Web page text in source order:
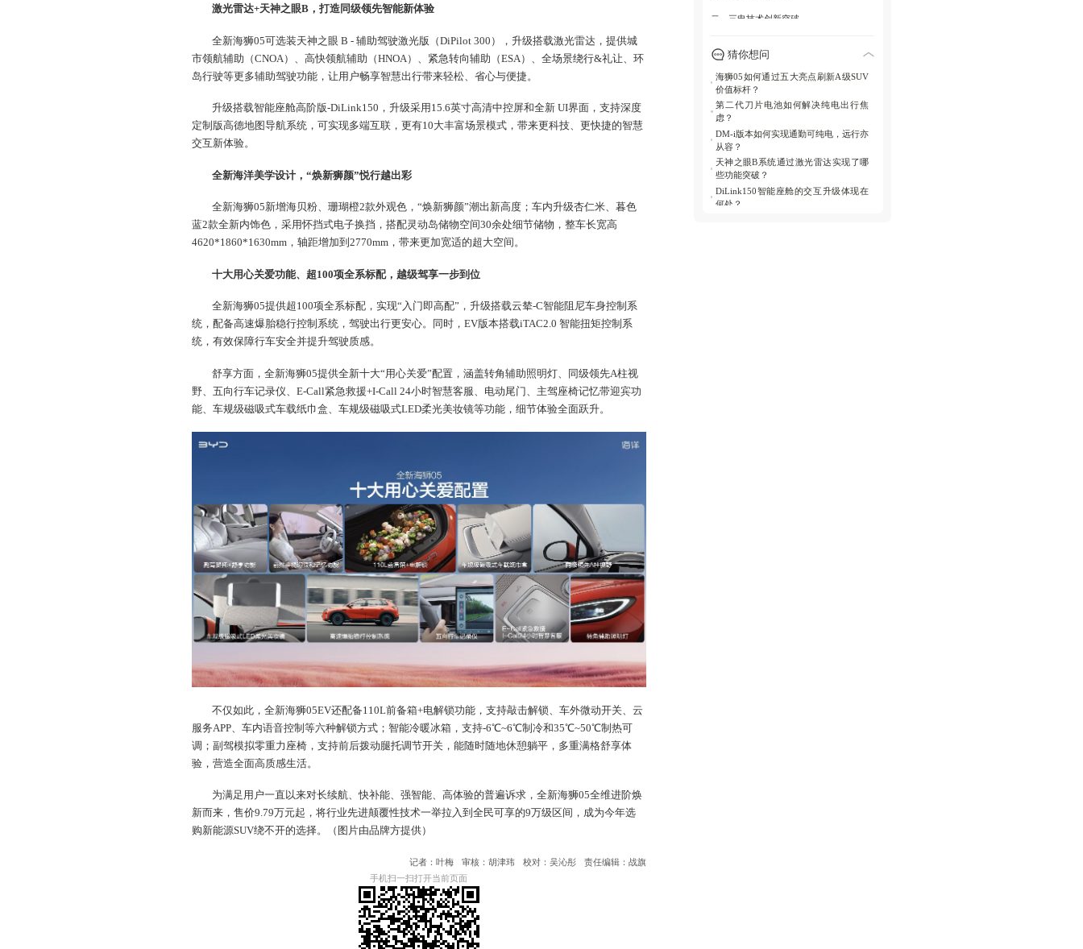
激光雷达+天神之眼B，打造同级领先智能新体验
全新海狮05可选装天神之眼 B - 辅助驾驶激光版（DiPilot 300），升级搭载激光雷达，提供城
市领航辅助（CNOA）、高快领航辅助（HNOA）、紧急转向辅助（ESA）、全场景绕行&礼让、环
岛行驶等更多辅助驾驶功能，让用户畅享智慧出行带来轻松、省心与便捷。
升级搭载智能座舱高阶版-DiLink150，升级采用15.6英寸高清中控屏和全新 UI界面，支持深度
定制版高德地图导航系统，可实现多端互联，更有10大丰富场景模式，带来更科技、更快捷的智慧
交互新体验。
全新海洋美学设计，“焕新狮颜”悦行越出彩
全新海狮05新增海贝粉、珊瑚橙2款外观色，“焕新狮颜”潮出新高度；车内升级杏仁米、暮色
蓝2款全新内饰色，采用怀挡式电子换挡，搭配灵动岛储物空间30余处细节储物，整车长宽高
4620*1860*1630mm，轴距增加到2770mm，带来更加宽适的超大空间。
十大用心关爱功能、超100项全系标配，越级驾享一步到位
全新海狮05提供超100项全系标配，实现“入门即高配”，升级搭载云辇-C智能阻尼车身控制系
统，配备高速爆胎稳行控制系统，驾驶出行更安心。同时，EV版本搭载iTAC2.0 智能扭矩控制系
统，有效保障行车安全并提升驾驶质感。
舒享方面，全新海狮05提供全新十大“用心关爱”配置，涵盖转角辅助照明灯、同级领先A柱视
野、五向行车记录仪、E-Call紧急救援+I-Call 24小时智慧客服、电动尾门、主驾座椅记忆带迎宾功
能、车规级磁吸式车载纸巾盒、车规级磁吸式LED柔光美妆镜等功能，细节体验全面跃升。
不仅如此，全新海狮05EV还配备110L前备箱+电解锁功能，支持敲击解锁、车外微动开关、云
服务APP、车内语音控制等六种解锁方式；智能冷暖冰箱，支持-6℃~6℃制冷和35℃~50℃制热可
调；副驾模拟零重力座椅，支持前后拨动腿托调节开关，能随时随地休憩躺平，多重满格舒享体
验，营造全面高质感生活。
为满足用户一直以来对长续航、快补能、强智能、高体验的普遍诉求，全新海狮05全维进阶焕
新而来，售价9.79万元起，将行业先进颠覆性技术一举拉入到全民可享的9万级区间，成为今年选
购新能源SUV绕不开的选择。（图片由品牌方提供）
记者：叶梅 审核：胡津玮 校对：吴沁彤
责任编辑：战旗
手机扫一扫打开当前页面
制双重保障。
- 十大关爱功能含E-Call紧急救援、电动
尾门、主驾座椅记忆等配置。
二、三电技术创新突破
航，闪充技术9分钟充饱
2.2 插混版305km纯电续航领先同级，
2105km综合续航创纪录
2.3 能耗控制DM-i版NEDC亏电油耗
3.1L/100km
三、智能化架构升级
3.1 感知系统激光雷达赋能CNOA/HNOA
双域领航辅助
3.2 决策系统DiPilot 300实现全场景绕行
与紧急转向辅助
猜你想问
海狮05如何通过五大亮点刷新A级SUV
价值标杆？
第二代刀片电池如何解决纯电出行焦
虑？
DM-i版本如何实现通勤可纯电，远行亦
从容？
天神之眼B系统通过激光雷达实现了哪
些功能突破？
DiLink150智能座舱的交互升级体现在
何处？